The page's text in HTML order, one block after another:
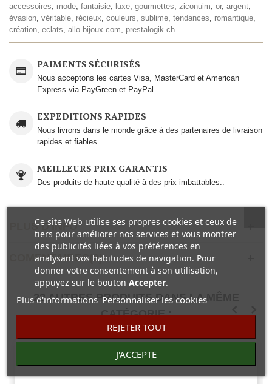
accessoires
mode fantaisie luxe gourmettes ziconuim or, argent
évasion véritable récieux couleurs sublime tendances romantique
création eclats allo-bijoux.com prestalogik.ch
PAIMENTS SÉCURISÉS
Nous acceptons les cartes Visa, MasterCard et American
Express via PayGreen et PayPal
EXPEDITIONS RAPIDES
Nous livrons dans le monde grâce à des partenaires de livraison
rapides et fiables.
MEILLEURS PRIX GARANTIS
Des produits de haute qualité à des prix imbattables..
PLUS D'INFO
COMENTAIRES(0)
22 AUTRES PRODUITS DANS LA MÊME
CATÉGORIE :
Ce site Web utilise ses propres cookies et ceux de
tiers pour améliorer nos services et vous montrer
des publicités liées à vos préférences en
analysant vos habitudes de navigation. Pour
donner votre consentement à son utilisation,
appuyez sur le bouton Accepter.
Plus d'informations Personnaliser les cookies
REJETER TOUT
J'ACCEPTE